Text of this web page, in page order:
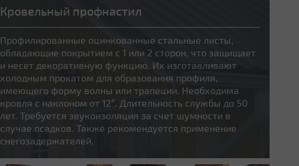
Кровельный профнастил
Профилированные оцинкованные стальные листы,
обладающие покрытием с 1 или 2 сторон, что защищает
и несет декоративную функцию. Их изготавливают
холодным прокатом для образования профиля,
имеющего форму волны или трапеции. Необходима
кровля с наклоном от 12°. Длительность службы до 50
лет. Требуется звукоизоляция за счет шумности в
случае осадков. Также рекомендуется применение
снегозадержателей.